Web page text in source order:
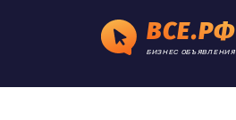
ВСЕ.РФ
БИЗНЕС ОБЪЯВЛЕНИЯ